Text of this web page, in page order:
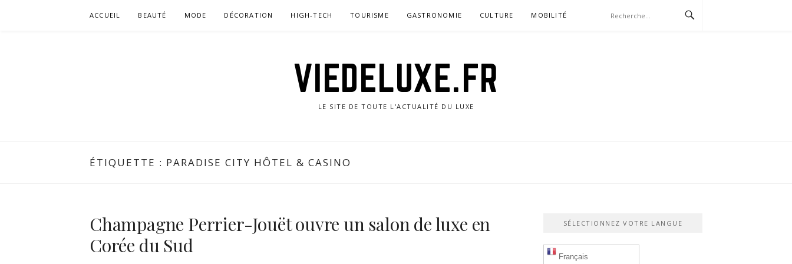
ACCUEIL BEAUTÉ MODE DÉCORATION HIGH-TECH TOURISME GASTRONOMIE CULTURE MOBILITÉ
VIEDELUXE.FR
LE SITE DE TOUTE L'ACTUALITÉ DU LUXE
ÉTIQUETTE : PARADISE CITY HÔTEL & CASINO
Champagne Perrier-Jouët ouvre un salon de luxe en
Corée du Sud
SÉLECTIONNEZ VOTRE LANGUE
Français